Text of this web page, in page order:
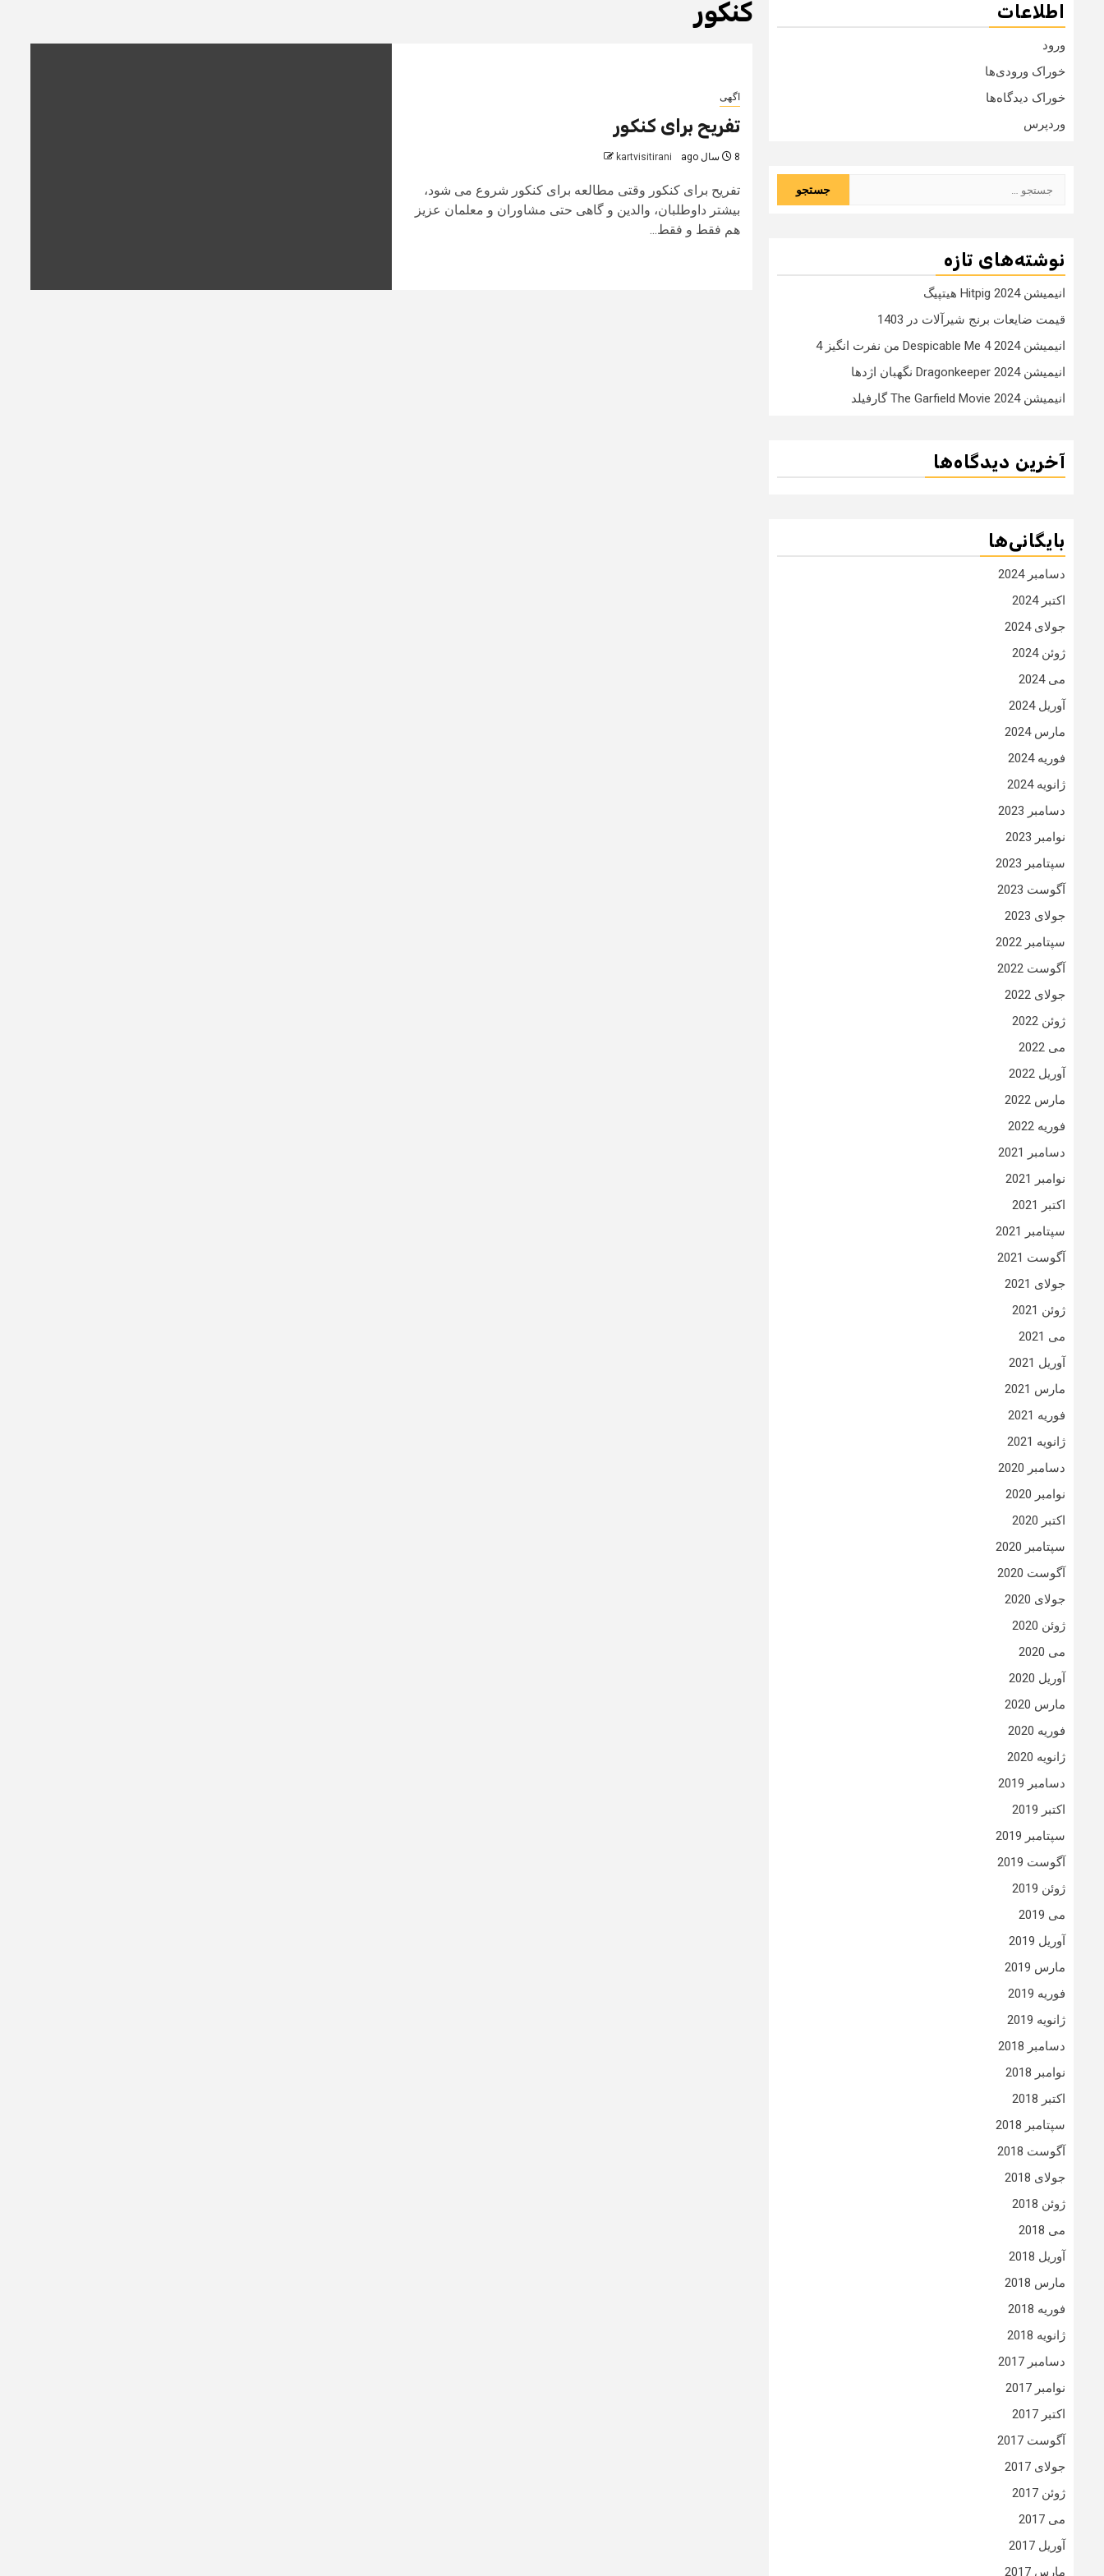
کنکور
اگهی
تفریح برای کنکور
8 سال ago kartvisitirani
تفریح برای کنکور وقتی مطالعه برای کنکور شروع می شود،
بیشتر داوطلبان، والدین و گاهی حتی مشاوران و معلمان عزیز
هم فقط و فقط...
اطلاعات
ورود
خوراک ورودی‌ها
خوراک دیدگاه‌ها
وردپرس
نوشته‌های تازه
انیمیشن Hitpig 2024 هیتپیگ
قیمت ضایعات برنج شیرآلات در 1403
انیمیشن Despicable Me 4 2024 من نفرت انگیز 4
انیمیشن Dragonkeeper 2024 نگهبان اژدها
انیمیشن The Garfield Movie 2024 گارفیلد
آخرین دیدگاه‌ها
بایگانی‌ها
دسامبر 2024
اکتبر 2024
جولای 2024
ژوئن 2024
می 2024
آوریل 2024
مارس 2024
فوریه 2024
ژانویه 2024
دسامبر 2023
نوامبر 2023
سپتامبر 2023
آگوست 2023
جولای 2023
سپتامبر 2022
آگوست 2022
جولای 2022
ژوئن 2022
می 2022
آوریل 2022
مارس 2022
فوریه 2022
دسامبر 2021
نوامبر 2021
اکتبر 2021
سپتامبر 2021
آگوست 2021
جولای 2021
ژوئن 2021
می 2021
آوریل 2021
مارس 2021
فوریه 2021
ژانویه 2021
دسامبر 2020
نوامبر 2020
اکتبر 2020
سپتامبر 2020
آگوست 2020
جولای 2020
ژوئن 2020
می 2020
آوریل 2020
مارس 2020
فوریه 2020
ژانویه 2020
دسامبر 2019
اکتبر 2019
سپتامبر 2019
آگوست 2019
ژوئن 2019
می 2019
آوریل 2019
مارس 2019
فوریه 2019
ژانویه 2019
دسامبر 2018
نوامبر 2018
اکتبر 2018
سپتامبر 2018
آگوست 2018
جولای 2018
ژوئن 2018
می 2018
آوریل 2018
مارس 2018
فوریه 2018
ژانویه 2018
دسامبر 2017
نوامبر 2017
اکتبر 2017
آگوست 2017
جولای 2017
ژوئن 2017
می 2017
آوریل 2017
مارس 2017